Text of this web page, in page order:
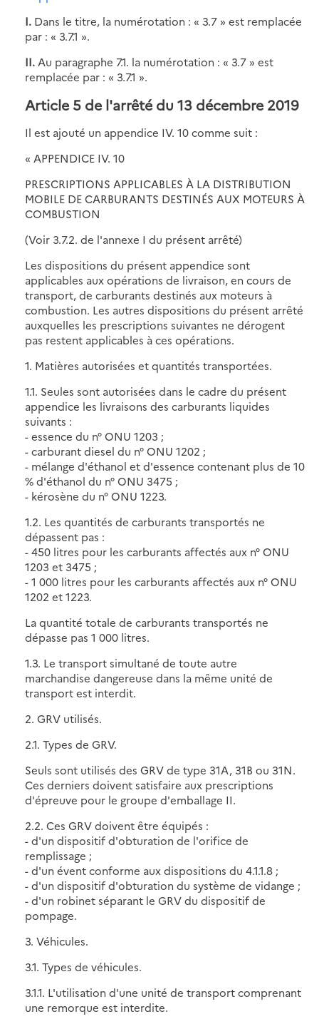
I. Dans le titre, la numérotation : « 3.7 » est remplacée
par : « 3.7.1 ».
II. Au paragraphe 7.1. la numérotation : « 3.7 » est
remplacée par : « 3.7.1 ».
Article 5 de l'arrêté du 13 décembre 2019
Il est ajouté un appendice IV. 10 comme suit :
« APPENDICE IV. 10
PRESCRIPTIONS APPLICABLES À LA DISTRIBUTION
MOBILE DE CARBURANTS DESTINÉS AUX MOTEURS À
COMBUSTION
(Voir 3.7.2. de l'annexe I du présent arrêté)
Les dispositions du présent appendice sont
applicables aux opérations de livraison, en cours de
transport, de carburants destinés aux moteurs à
combustion. Les autres dispositions du présent arrêté
auxquelles les prescriptions suivantes ne dérogent
pas restent applicables à ces opérations.
1. Matières autorisées et quantités transportées.
1.1. Seules sont autorisées dans le cadre du présent
appendice les livraisons des carburants liquides
suivants :
- essence du n° ONU 1203 ;
- carburant diesel du n° ONU 1202 ;
- mélange d'éthanol et d'essence contenant plus de 10
% d'éthanol du n° ONU 3475 ;
- kérosène du n° ONU 1223.
1.2. Les quantités de carburants transportés ne
dépassent pas :
- 450 litres pour les carburants affectés aux n° ONU
1203 et 3475 ;
- 1 000 litres pour les carburants affectés aux n° ONU
1202 et 1223.
La quantité totale de carburants transportés ne
dépasse pas 1 000 litres.
1.3. Le transport simultané de toute autre
marchandise dangereuse dans la même unité de
transport est interdit.
2. GRV utilisés.
2.1. Types de GRV.
Seuls sont utilisés des GRV de type 31A, 31B ou 31N.
Ces derniers doivent satisfaire aux prescriptions
d'épreuve pour le groupe d'emballage II.
2.2. Ces GRV doivent être équipés :
- d'un dispositif d'obturation de l'orifice de
remplissage ;
- d'un évent conforme aux dispositions du 4.1.1.8 ;
- d'un dispositif d'obturation du système de vidange ;
- d'un robinet séparant le GRV du dispositif de
pompage.
3. Véhicules.
3.1. Types de véhicules.
3.1.1. L'utilisation d'une unité de transport comprenant
une remorque est interdite.